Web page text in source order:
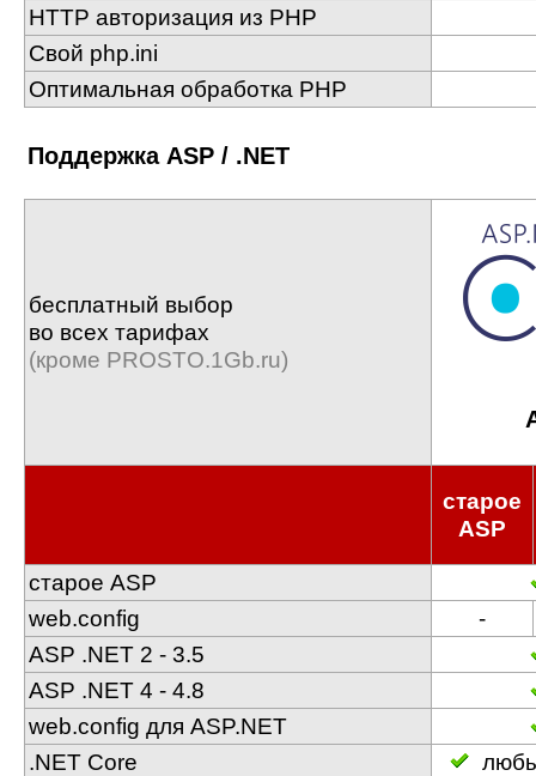
HTTP авторизация из PHP
Свой php.ini
Оптимальная обработка PHP
Поддержка ASP / .NET
бесплатный выбор
во всех тарифах
(кроме PROSTO.1Gb.ru)
старое
ASP
старое ASP
web.config
-
ASP .NET 2 - 3.5
ASP .NET 4 - 4.8
web.config для ASP.NET
.NET Core